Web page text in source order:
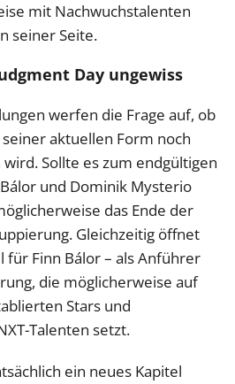
mit Nachwuchstalenten
seiner Seite.
Day ungewiss
werfen die Frage auf, ob
aktuellen Form noch
Sollte es zum endgültigen
und Dominik Mysterio
das Ende der
Gleichzeitig öffnet
für Finn Bálor – als Anführer
die möglicherweise auf
Stars und
Talenten setzt.
ein neues Kapitel